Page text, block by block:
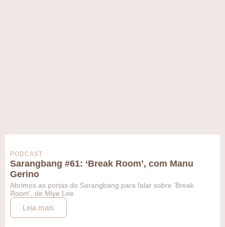
PODCAST
Sarangbang #61: ‘Break Room’, com Manu
Gerino
Abrimos as portas do Sarangbang para falar sobre 'Break
Room', de Miye Lee
Leia mais